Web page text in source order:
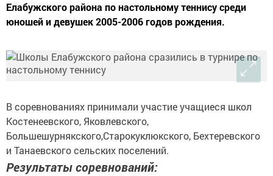
Елабужского района по настольному теннису среди
юношей и девушек 2005-2006 годов рождения.
В соревнованиях принимали участие учащиеся школ
Костенеевского, Яковлевского,
Большешурнякского,Старокуклюкского, Бехтеревского
и Танаевского сельских поселений.
Результаты соревнований: